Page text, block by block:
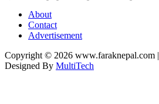
About
Contact
Advertisement
Copyright © 2026 www.faraknepal.com |
Designed By MultiTech